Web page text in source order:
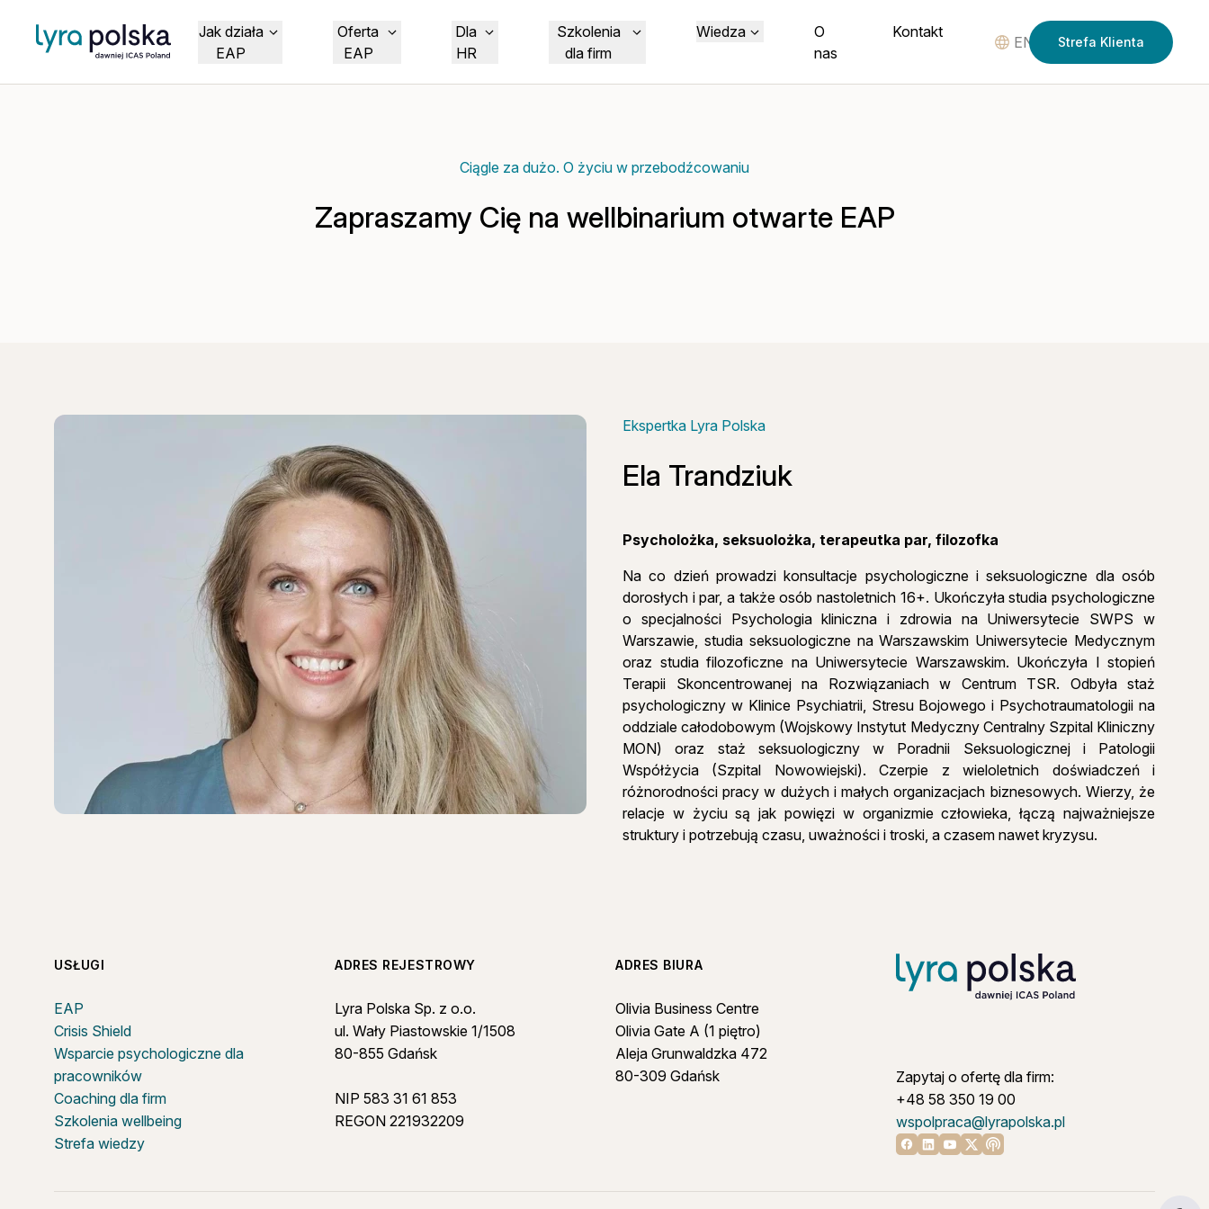
Jak działa
EAP
Oferta
EAP
Dla
HR
Szkolenia
dla firm
Wiedza
O
nas
Kontakt
EN Strefa Klienta
Ciągle za dużo. O życiu w przebodźcowaniu
Zapraszamy Cię na wellbinarium otwarte EAP
Ekspertka Lyra Polska
Ela Trandziuk
Psycholożka, seksuolożka, terapeutka par, filozofka
Na co dzień prowadzi konsultacje psychologiczne i seksuologiczne dla osób
dorosłych i par, a także osób nastoletnich 16+. Ukończyła studia psychologiczne
o specjalności Psychologia kliniczna i zdrowia na Uniwersytecie SWPS w
Warszawie, studia seksuologiczne na Warszawskim Uniwersytecie Medycznym
oraz studia filozoficzne na Uniwersytecie Warszawskim. Ukończyła I stopień
Terapii Skoncentrowanej na Rozwiązaniach w Centrum TSR. Odbyła staż
psychologiczny w Klinice Psychiatrii, Stresu Bojowego i Psychotraumatologii na
oddziale całodobowym (Wojskowy Instytut Medyczny Centralny Szpital Kliniczny
MON) oraz staż seksuologiczny w Poradnii Seksuologicznej i Patologii
Współżycia (Szpital Nowowiejski). Czerpie z wieloletnich doświadczeń i
różnorodności pracy w dużych i małych organizacjach biznesowych. Wierzy, że
relacje w życiu są jak powięzi w organizmie człowieka, łączą najważniejsze
struktury i potrzebują czasu, uważności i troski, a czasem nawet kryzysu.
USŁUGI
EAP
Crisis Shield
Wsparcie psychologiczne dla
pracowników
Coaching dla firm
Szkolenia wellbeing
Strefa wiedzy
ADRES REJESTROWY
Lyra Polska Sp. z o.o.
ul. Wały Piastowskie 1/1508
80-855 Gdańsk
NIP 583 31 61 853
REGON 221932209
ADRES BIURA
Olivia Business Centre
Olivia Gate A (1 piętro)
Aleja Grunwaldzka 472
80-309 Gdańsk
Zapytaj o ofertę dla firm:
+48 58 350 19 00
wspolpraca@lyrapolska.pl
Linkedin
Youtube
X Apple podcast